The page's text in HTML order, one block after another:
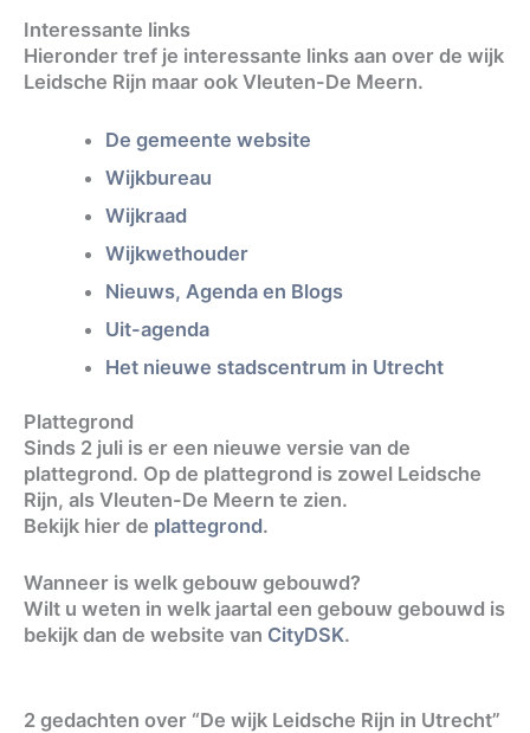
Interessante links
Hieronder tref je interessante links aan over de wijk
Leidsche Rijn maar ook Vleuten-De Meern.
De gemeente website
Wijkbureau
Wijkraad
Wijkwethouder
Nieuws, Agenda en Blogs
Uit-agenda
Het nieuwe stadscentrum in Utrecht
Plattegrond
Sinds 2 juli is er een nieuwe versie van de
plattegrond. Op de plattegrond is zowel Leidsche
Rijn, als Vleuten-De Meern te zien.
Bekijk hier de plattegrond.
Wanneer is welk gebouw gebouwd?
Wilt u weten in welk jaartal een gebouw gebouwd is
bekijk dan de website van CityDSK.
2 gedachten over “De wijk Leidsche Rijn in Utrecht”